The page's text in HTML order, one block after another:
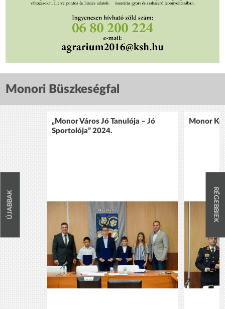
Monori Büszkeségfal
ÚJABBAK
„Monor Város Jó Tanulója – Jó
Sportolója” 2024.
Monor
RÉGEBBIEK